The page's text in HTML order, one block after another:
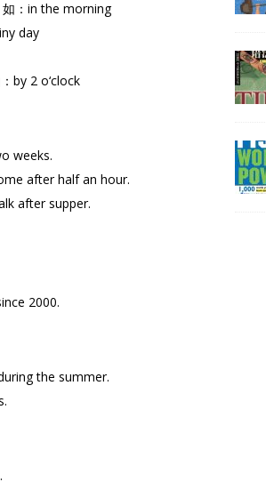
如：in the morning
day
by 2 o‘clock
weeks.
after half an hour.
after supper.
2000.
the summer.